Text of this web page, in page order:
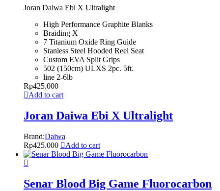
Joran Daiwa Ebi X Ultralight
High Performance Graphite Blanks
Braiding X
7 Titanium Oxide Ring Guide
Stanless Steel Hooded Reel Seat
Custom EVA Split Grips
502 (150cm) ULXS 2pc. 5ft.
line 2-6lb
Rp425.000
Add to cart
Joran Daiwa Ebi X Ultralight
Brand:Daiwa
Rp425.000 Add to cart
Senar Blood Big Game Fluorocarbon